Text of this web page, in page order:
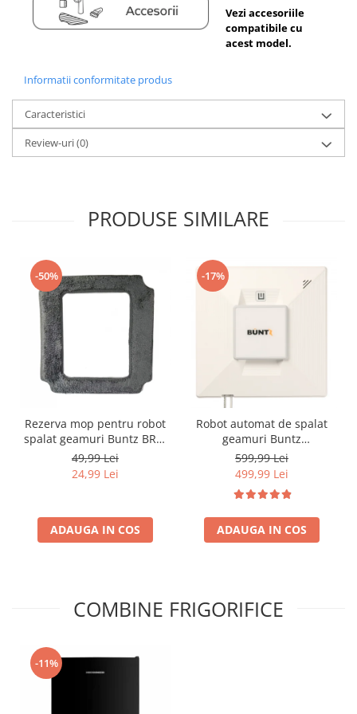
Vezi accesoriile
compatibile cu
acest model.
Informatii conformitate produs
Caracteristici
Review-uri(0)
PRODUSE SIMILARE
-50%
Rezerva mop pentru robot
spalat geamuri Buntz BRC-
J2
49,99 Lei
24,99 Lei
ADAUGA IN COS
-17%
Robot automat de spalat
geamuri Buntz
WindowGlow BRC-J2–
Putere de 72W, 2500Pa,
tehnologie duala de
pulverizare, sistem anti-
urme și control inteligent,
Alb
599,99 Lei
499,99 Lei
ADAUGA IN COS
COMBINE FRIGORIFICE
-11%